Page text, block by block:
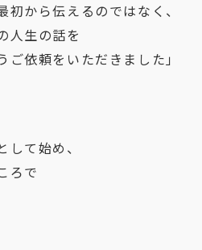
初から伝えるのではなく、
人生の話を
依頼をいただきました」
て始め、
ろで